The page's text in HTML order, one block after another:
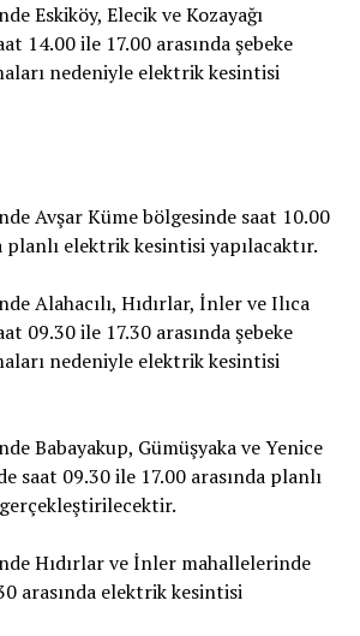
Eskiköy, Elecik ve Kozayağı
14.00 ile 17.00 arasında şebeke
nedeniyle elektrik kesintisi
Avşar Küme bölgesinde saat 10.00
planlı elektrik kesintisi yapılacaktır.
Alahacılı, Hıdırlar, İnler ve Ilıca
09.30 ile 17.30 arasında şebeke
nedeniyle elektrik kesintisi
Babayakup, Gümüşyaka ve Yenice
saat 09.30 ile 17.00 arasında planlı
Hıdırlar ve İnler mahallelerinde
arasında elektrik kesintisi